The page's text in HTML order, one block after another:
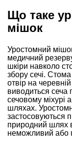
Що таке
мішок
Уростомний
медичний
шкіри навколо
збору сечі.
отвір на
виводиться сеча
сечовому міхурі
шляхах.
застосовуються
природний шлях
неможливий або